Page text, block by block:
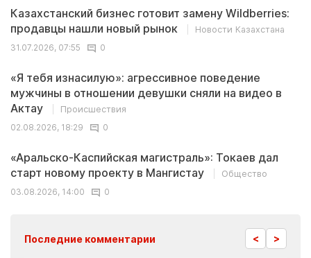
Казахстанский бизнес готовит замену Wildberries:
продавцы нашли новый рынок
Новости Казахстана
31.07.2026, 07:55
0
«Я тебя изнасилую»: агрессивное поведение
мужчины в отношении девушки сняли на видео в
Актау
Происшествия
02.08.2026, 18:29
0
«Аральско-Каспийская магистраль»: Токаев дал
старт новому проекту в Мангистау
Общество
03.08.2026, 14:00
0
Последние комментарии < >